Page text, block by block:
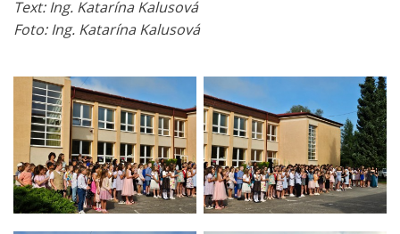
Text: Ing. Katarína Kalusová
Foto: Ing. Katarína Kalusová